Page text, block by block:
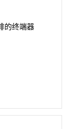
的终端器